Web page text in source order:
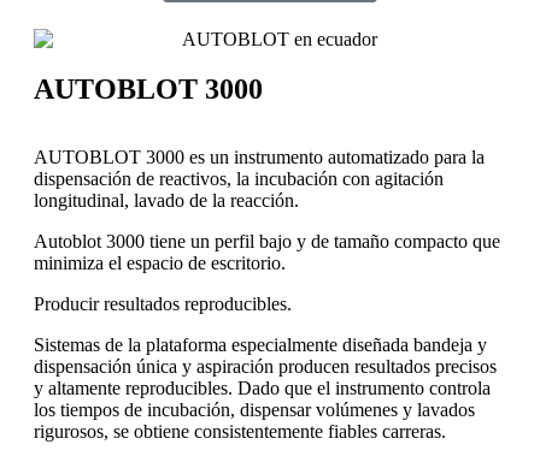
AUTOBLOT 3000
AUTOBLOT 3000 es un instrumento automatizado para la
dispensación de reactivos, la incubación con agitación
longitudinal, lavado de la reacción.
Autoblot 3000 tiene un perfil bajo y de tamaño compacto que
minimiza el espacio de escritorio.
Producir resultados reproducibles.
Sistemas de la plataforma especialmente diseñada bandeja y
dispensación única y aspiración producen resultados precisos
y altamente reproducibles. Dado que el instrumento controla
los tiempos de incubación, dispensar volúmenes y lavados
rigurosos, se obtiene consistentemente fiables carreras.